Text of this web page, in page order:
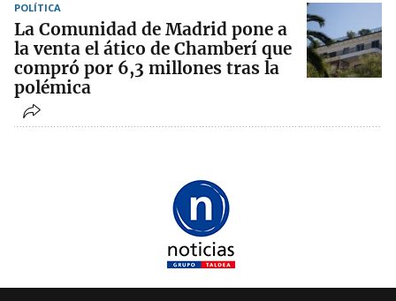
POLÍTICA
La Comunidad de Madrid pone a
la venta el ático de Chamberí que
compró por 6,3 millones tras la
polémica